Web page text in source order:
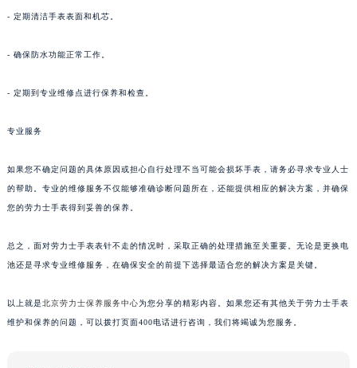
- 定期清洁手表表面和机芯。
- 确保防水功能正常工作。
- 定期到专业维修点进行保养和检查。
专业服务
如果您不确定问题的具体原因或担心自行处理不当可能会损坏手表，请务必寻求专业人士
的帮助。专业的维修服务不仅能够准确诊断问题所在，还能提供相应的解决方案，并确保
您的劳力士手表得到妥善的保养。
总之，面对劳力士手表表针不走的情况时，采取正确的处理措施至关重要。无论是更换电
池还是寻求专业维修服务，在确保安全的前提下选择最适合您的解决方案是关键。
以上就是北京劳力士保养服务中心为您分享的精彩内容。如果您还有其他关于劳力士手表
维护和保养的问题，可以拨打页面400电话进行咨询，我们将竭诚为您服务。